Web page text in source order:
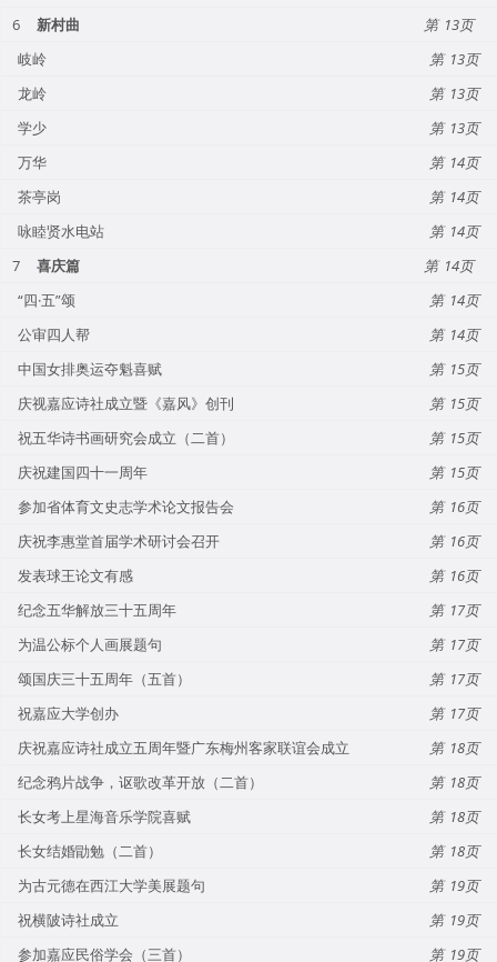
6
新村曲
13
岐岭
13
龙岭
13
学少
13
万华
14
茶亭岗
14
咏睦贤水电站
14
7
喜庆篇
14
“四·五”颂
14
公审四人帮
14
中国女排奥运夺魁喜赋
15
庆视嘉应诗社成立暨《嘉风》创刊
15
祝五华诗书画研究会成立（二首）
15
庆祝建国四十一周年
15
参加省体育文史志学术论文报告会
16
庆祝李惠堂首届学术研讨会召开
16
发表球王论文有感
16
纪念五华解放三十五周年
17
为温公标个人画展题句
17
颂国庆三十五周年（五首）
17
祝嘉应大学创办
17
庆祝嘉应诗社成立五周年暨广东梅州客家联谊会成立
18
纪念鸦片战争，讴歌改革开放（二首）
18
长女考上星海音乐学院喜赋
18
长女结婚勖勉（二首）
18
为古元德在西江大学美展题句
19
祝横陂诗社成立
19
参加嘉应民俗学会（三首）
19